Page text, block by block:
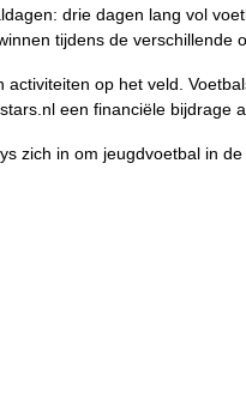
drie dagen lang vol
tijdens de verschillende
op het veld.
een financiële
zich in om jeugdvoetbal in